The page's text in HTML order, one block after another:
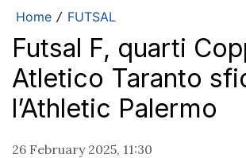
Home / FUTSAL
Futsal F, quarti
Atletico Taranto
l’Athletic Palermo
26 February 2025, 11:30